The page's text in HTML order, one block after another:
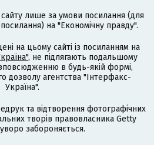
сайту лише за умови посилання (для
на "Економічну правду".
на цьому сайті із посиланням на
, не підлягають подальшому
в будь-якій формі,
дозволу агентства "Інтерфакс-
Україна".
та відтворення фотографічних
творів правовласника Getty
забороняється.